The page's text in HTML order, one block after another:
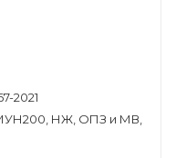
2021
НЖ, ОПЗ и МВ,